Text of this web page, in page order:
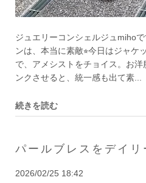
ジュエリーコンシェルジュmiho
ンは、本当に素敵⭐︎今日はジャケ
で、アメシストをチョイス。お
ンクさせると、統一感も出て素...
続きを読む
パールブレスをデイ
2026/02/25 18:42